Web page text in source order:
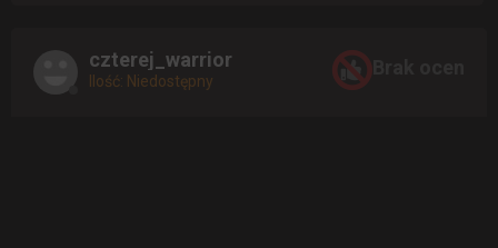
czterej_warrior
Ilość: Niedostępny